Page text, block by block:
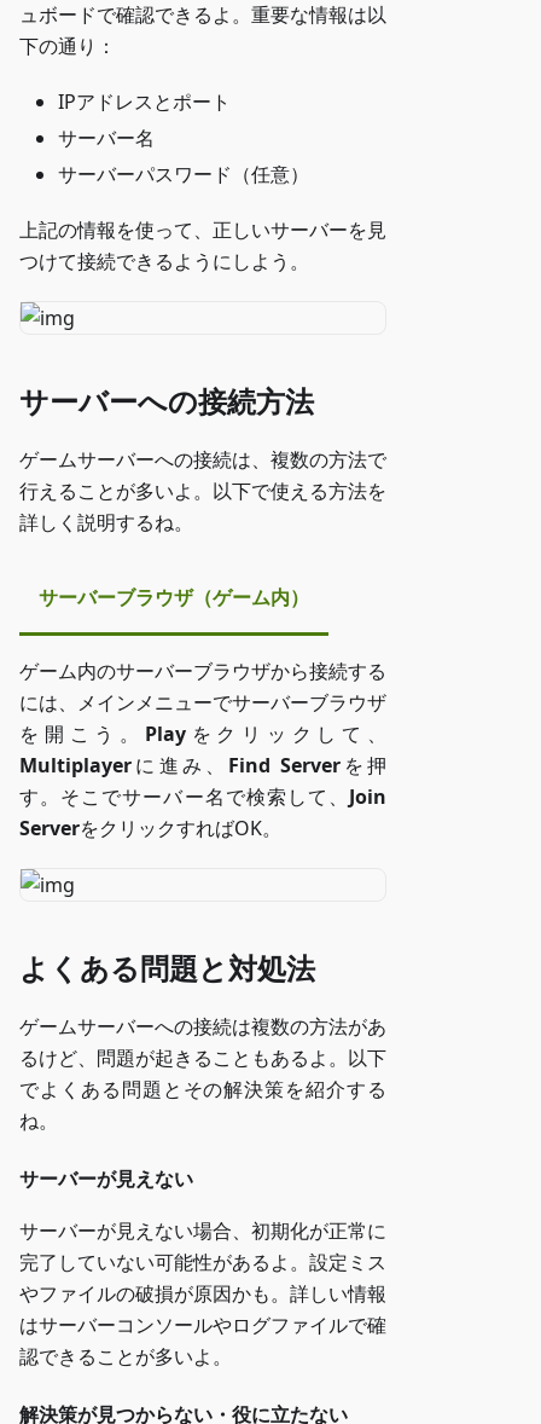
ュボードで確認できるよ。重要な情報は以
下の通り：
IPアドレスとポート
サーバー名
サーバーパスワード（任意）
上記の情報を使って、正しいサーバーを見
つけて接続できるようにしよう。
サーバーへの接続方法
ゲームサーバーへの接続は、複数の方法で
行えることが多いよ。以下で使える方法を
詳しく説明するね。
サーバーブラウザ（ゲーム内）
ゲーム内のサーバーブラウザから接続する
には、メインメニューでサーバーブラウザ
を開こう。 Playをクリックして、
Multiplayerに進み、 Find Serverを押
す。そこでサーバー名で検索して、 Join
ServerをクリックすればOK。
よくある問題と対処法
ゲームサーバーへの接続は複数の方法があ
るけど、問題が起きることもあるよ。以下
でよくある問題とその解決策を紹介する
ね。
サーバーが見えない
サーバーが見えない場合、初期化が正常に
完了していない可能性があるよ。設定ミス
やファイルの破損が原因かも。詳しい情報
はサーバーコンソールやログファイルで確
認できることが多いよ。
解決策が見つからない・役に立たない